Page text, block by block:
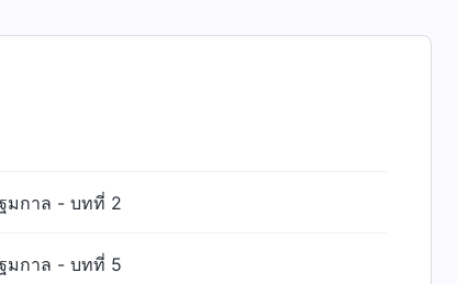
มกาล - บทที่ 2
มกาล - บทที่ 5